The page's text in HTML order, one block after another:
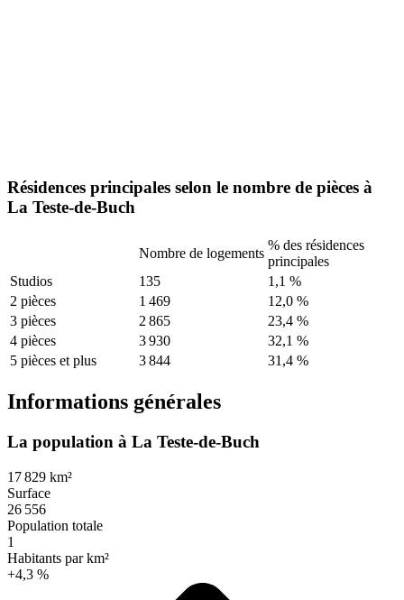
Résidences principales selon le nombre de pièces à
La Teste-de-Buch
Nombre de logements
% des résidences
principales
Studios
135
1,1 %
2 pièces
1 469
12,0 %
3 pièces
2 865
23,4 %
4 pièces
3 930
32,1 %
5 pièces et plus
3 844 31,4 %
Informations générales
La population à La Teste-de-Buch
17 829 km²
Surface
26 556
Population totale
1
Habitants par km²
+4,3 %